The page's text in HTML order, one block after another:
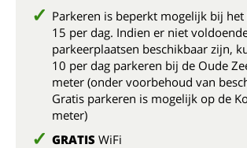
Parkeren is beperkt mogelijk bij
15 per dag. Indien er niet
parkeerplaatsen beschikbaar zijn,
10 per dag parkeren bij de Oude
meter (onder voorbehoud van
Gratis parkeren is mogelijk op de
meter)
GRATIS WiFi